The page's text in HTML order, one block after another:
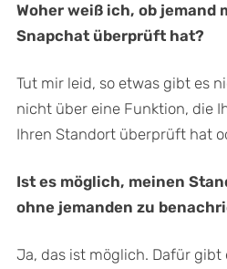
Woher weiß ich, ob jemand
Snapchat überprüft hat?
Tut mir leid, so etwas gibt es
nicht über eine Funktion, die
Ihren Standort überprüft hat
Ist es möglich, meinen
ohne jemanden zu
Ja, das ist möglich. Dafür gibt